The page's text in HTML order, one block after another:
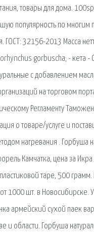
товары для дома.
популярность по
ГОСТ: 32156-2013 Масса
gorbuscha; - кета -
с добавлением
на торговом
Регламенту
о товаре/услуге и
нагревания . Горбуша
Камчатка, цена за
таре, 500 грамм.
1000 шт. в Новосибирске.
армейский сухой паек
и области. Горбуша